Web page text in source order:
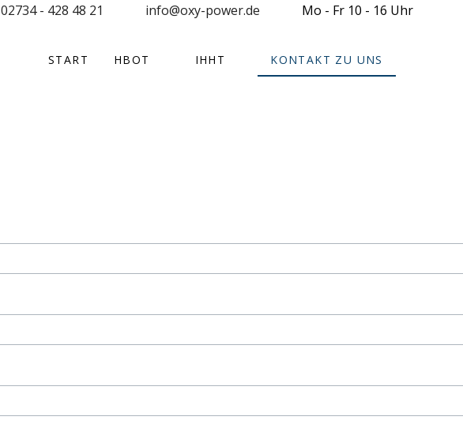
02734 - 428 48 21 info@oxy-power.de Mo - Fr 10 - 16 Uhr
START HBOT IHHT KONTAKT ZU UNS